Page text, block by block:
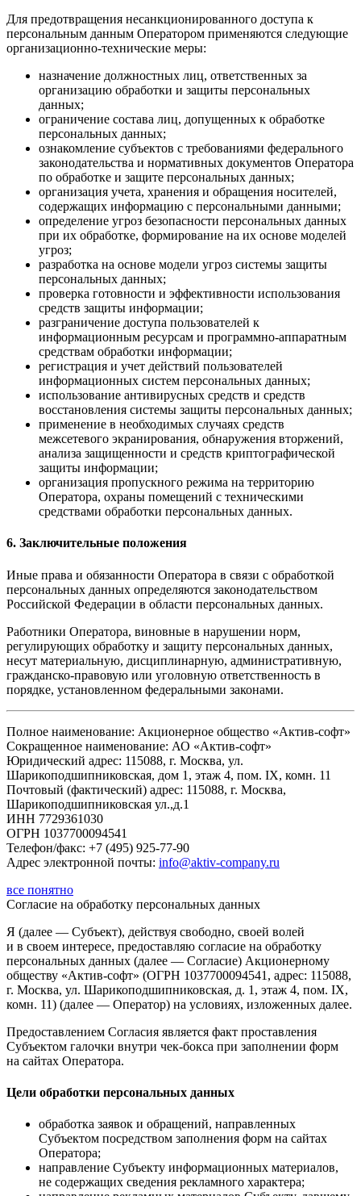
Для предотвращения несанкционированного доступа к
персональным данным Оператором применяются следующие
организационно-технические меры:
назначение должностных лиц, ответственных за
организацию обработки и защиты персональных
данных;
ограничение состава лиц, допущенных к обработке
персональных данных;
ознакомление субъектов с требованиями федерального
законодательства и нормативных документов Оператора
по обработке и защите персональных данных;
организация учета, хранения и обращения носителей,
содержащих информацию с персональными данными;
определение угроз безопасности персональных данных
при их обработке, формирование на их основе моделей
угроз;
разработка на основе модели угроз системы защиты
персональных данных;
проверка готовности и эффективности использования
средств защиты информации;
разграничение доступа пользователей к
информационным ресурсам и программно-аппаратным
средствам обработки информации;
регистрация и учет действий пользователей
информационных систем персональных данных;
использование антивирусных средств и средств
восстановления системы защиты персональных данных;
применение в необходимых случаях средств
межсетевого экранирования, обнаружения вторжений,
анализа защищенности и средств криптографической
защиты информации;
организация пропускного режима на территорию
Оператора, охраны помещений с техническими
средствами обработки персональных данных.
6. Заключительные положения
Иные права и обязанности Оператора в связи с обработкой
персональных данных определяются законодательством
Российской Федерации в области персональных данных.
Работники Оператора, виновные в нарушении норм,
регулирующих обработку и защиту персональных данных,
несут материальную, дисциплинарную, административную,
гражданско-правовую или уголовную ответственность в
порядке, установленном федеральными законами.
Полное наименование: Акционерное общество «Актив-софт»
Сокращенное наименование: АО «Актив-софт»
Юридический адрес: 115088, г. Москва, ул.
Шарикоподшипниковская, дом 1, этаж 4, пом. IX, комн. 11
Почтовый (фактический) адрес: 115088, г. Москва,
Шарикоподшипниковская ул.,д.1
ИНН 7729361030
ОГРН 1037700094541
Телефон/факс: +7 (495) 925-77-90
Адрес электронной почты: info@aktiv-company.ru
все понятно
Согласие на обработку персональных данных
Я (далее — Субъект), действуя свободно, своей волей
и в своем интересе, предоставляю согласие на обработку
персональных данных (далее — Согласие) Акционерному
обществу «Актив-софт» (ОГРН 1037700094541, адрес: 115088,
г. Москва, ул. Шарикоподшипниковская, д. 1, этаж 4, пом. IX,
комн. 11) (далее — Оператор) на условиях, изложенных далее.
Предоставлением Согласия является факт проставления
Субъектом галочки внутри чек-бокса при заполнении форм
на сайтах Оператора.
Цели обработки персональных данных
обработка заявок и обращений, направленных
Субъектом посредством заполнения форм на сайтах
Оператора;
направление Субъекту информационных материалов,
не содержащих сведения рекламного характера;